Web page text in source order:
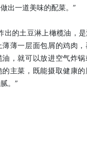
出一道美味的配菜。”
出的土豆淋上橄榄油，
薄薄一层面包屑的鸡肉
，就可以放进空气炸锅
主菜，既能摄取健康
。”